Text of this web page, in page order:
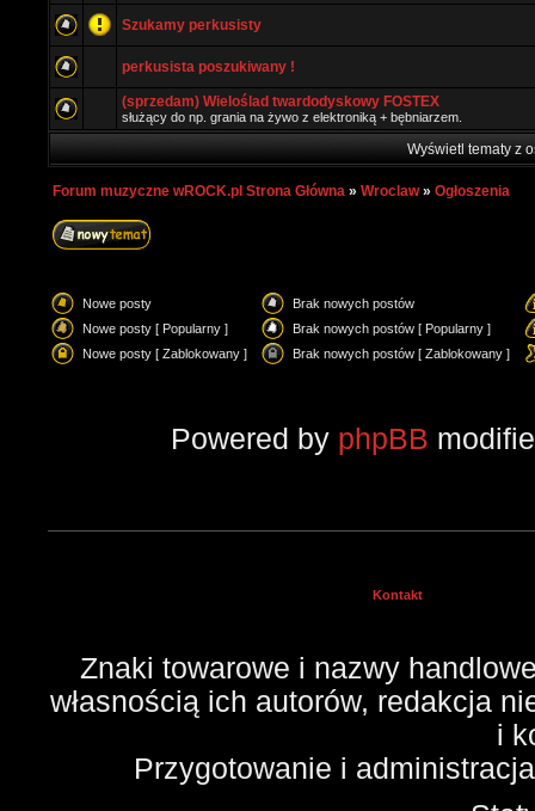
Szukamy perkusisty
perkusista poszukiwany !
(sprzedam) Wieloślad twardodyskowy FOSTEX
służący do np. grania na żywo z elektroniką + bębniarzem.
Wyświetl tematy z
Forum muzyczne wROCK.pl Strona Główna » Wroclaw» Ogłoszenia
Nowe posty
Brak nowych postów
Nowe posty [ Popularny ]
Brak nowych postów [ Popularny ]
Nowe posty [ Zablokowany ]
Brak nowych postów [ Zablokowany ]
Powered by phpBB
Kontakt
Znaki towarowe i nazwy
własnością ich autorów, redakcja
i
Przygotowanie i